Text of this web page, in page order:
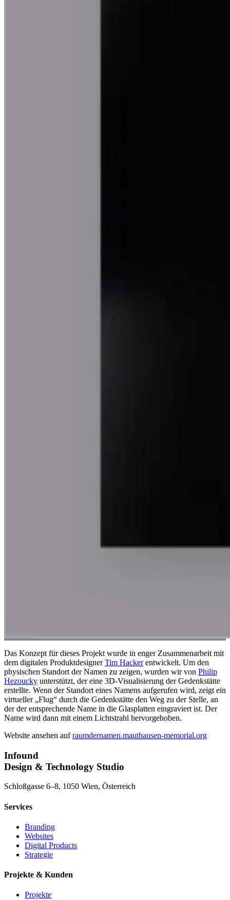
Das Konzept für dieses Projekt wurde in enger Zusammenarbeit mit
dem digitalen ProduktdesignerTim Hackerentwickelt. Um den
physischen Standort der Namen zu zeigen, wurden wir von Philip
Hezoucky unterstützt, der eine 3D-Visualisierung der Gedenkstätte
erstellte. Wenn der Standort eines Namens aufgerufen wird, zeigt ein
virtueller „Flug“ durch die Gedenkstätte den Weg zu der Stelle, an
der der entsprechende Name in die Glasplatten eingraviert ist. Der
Name wird dann mit einem Lichtstrahl hervorgehoben.
Website ansehen aufraumdernamen.mauthausen-memorial.org
Infound
Design & Technology Studio
Schloßgasse 6–8, 1050 Wien, Österreich
Services
Branding
Websites
Digital Products
Strategie
Projekte & Kunden
Projekte